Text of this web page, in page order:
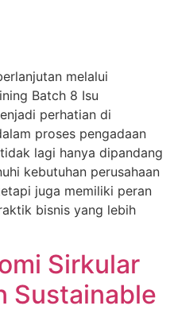
melalui
Batch 8 Isu
perhatian di
proses pengadaan
lagi hanya dipandang
kebutuhan perusahaan
juga memiliki peran
bisnis yang lebih
Sirkular
Sustainable